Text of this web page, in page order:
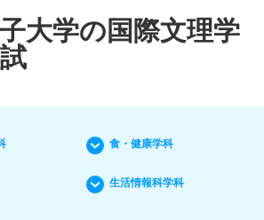
大学の国際文理学
食・健康学科
生活情報科学科